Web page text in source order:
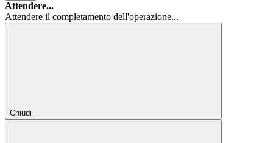
Attendere...
Attendere il completamento dell'operazione...
Chiudi